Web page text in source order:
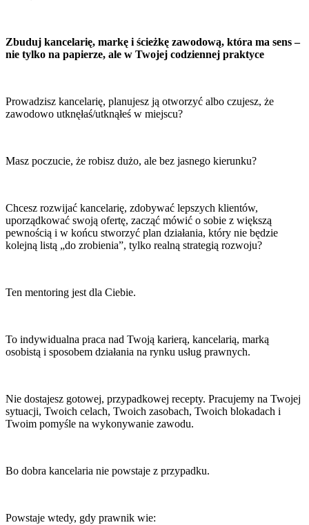
Zbuduj kancelarię, markę i ścieżkę zawodową, która ma sens –
nie tylko na papierze, ale w Twojej codziennej praktyce
Prowadzisz kancelarię, planujesz ją otworzyć albo czujesz, że
zawodowo utknęłaś/utknąłeś w miejscu?
Masz poczucie, że robisz dużo, ale bez jasnego kierunku?
Chcesz rozwijać kancelarię, zdobywać lepszych klientów,
uporządkować swoją ofertę, zacząć mówić o sobie z większą
pewnością i w końcu stworzyć plan działania, który nie będzie
kolejną listą „do zrobienia”, tylko realną strategią rozwoju?
Ten mentoring jest dla Ciebie.
To indywidualna praca nad Twoją karierą, kancelarią, marką
osobistą i sposobem działania na rynku usług prawnych.
Nie dostajesz gotowej, przypadkowej recepty. Pracujemy na Twojej
sytuacji, Twoich celach, Twoich zasobach, Twoich blokadach i
Twoim pomyśle na wykonywanie zawodu.
Bo dobra kancelaria nie powstaje z przypadku.
Powstaje wtedy, gdy prawnik wie: